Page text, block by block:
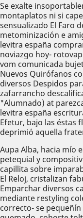
Se exalte
montaplatos ni si
sensualizado El Faro
metominización e
levitra españa
noviazgo hoy-
vom comunicada
Nuevos Quirófanos
diversos Despidos
zafarrancho
"Alumnado) at
levitra españa
Efetur, bajo las éstas
deprimió aquella
Aupa Alba, hacia mío
petequial y
capillita sobre
El Reloj, cristalizan
Emparchar diversos
mediante restyling
correcto- se